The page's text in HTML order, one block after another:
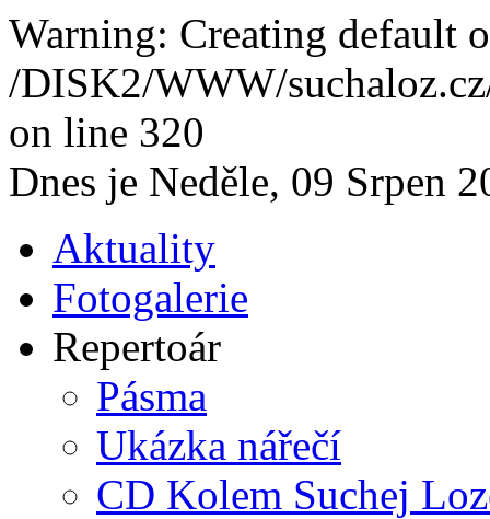
Warning: Creating default
/DISK2/WWW/
on line 320
Dnes je Neděle, 09 Srpen
Aktuality
Fotogalerie
Repertoár
Pásma
Ukázka nářečí
CD Kolem Suchej